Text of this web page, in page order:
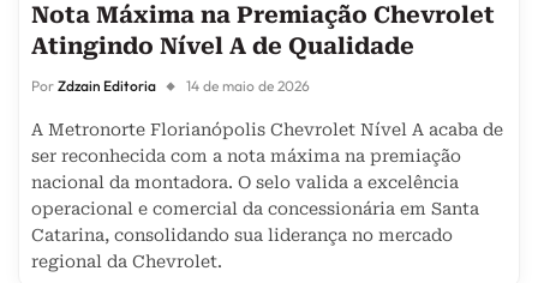
Nota Máxima na Premiação Chevrolet
Atingindo Nível A de Qualidade
Por Zdzain Editoria 14 de maio de 2026
A Metronorte Florianópolis Chevrolet Nível A acaba de
ser reconhecida com a nota máxima na premiação
nacional da montadora. O selo valida a excelência
operacional e comercial da concessionária em Santa
Catarina, consolidando sua liderança no mercado
regional da Chevrolet.